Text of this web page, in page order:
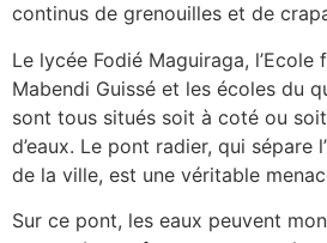
continus de grenouilles et de
Le lycée Fodié Maguiraga, l’Ecole
Mabendi Guissé et les écoles du
sont tous situés soit à coté ou
d’eaux. Le pont radier, qui sépare
de la ville, est une véritable
Sur ce pont, les eaux peuvent